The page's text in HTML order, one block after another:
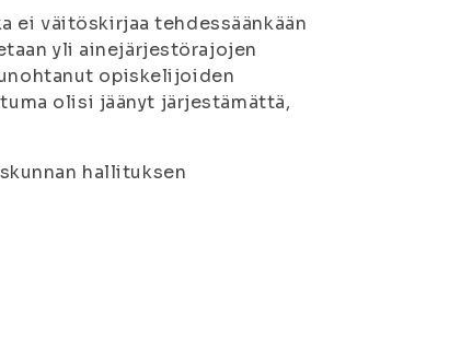
ei väitöskirjaa tehdessäänkään
yli ainejärjestörajojen
opiskelijoiden
olisi jäänyt järjestämättä,
hallituksen